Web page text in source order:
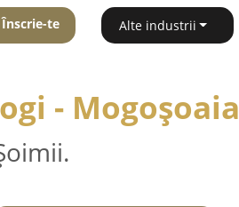
Înscrie-te Alte industrii
- Mogoşoaia